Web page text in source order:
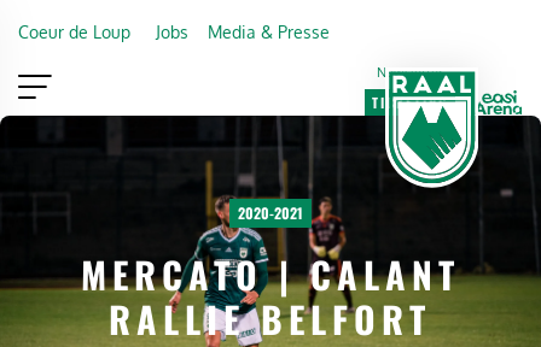
Coeur de Loup Jobs Media & Presse
Newsletter
TICKETING
VIP
FAN SHOP
2020-2021
MERCATO | CALANT
RALLIE BELFORT